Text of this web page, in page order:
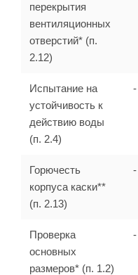
перекрытия
вентиляционных
отверстий* (п.
2.12)
Испытание на
устойчивость к
действию воды
(п. 2.4)
-
Горючесть
корпуса каски**
(п. 2.13)
-
Проверка
основных
размеров* (п. 1.2)
-